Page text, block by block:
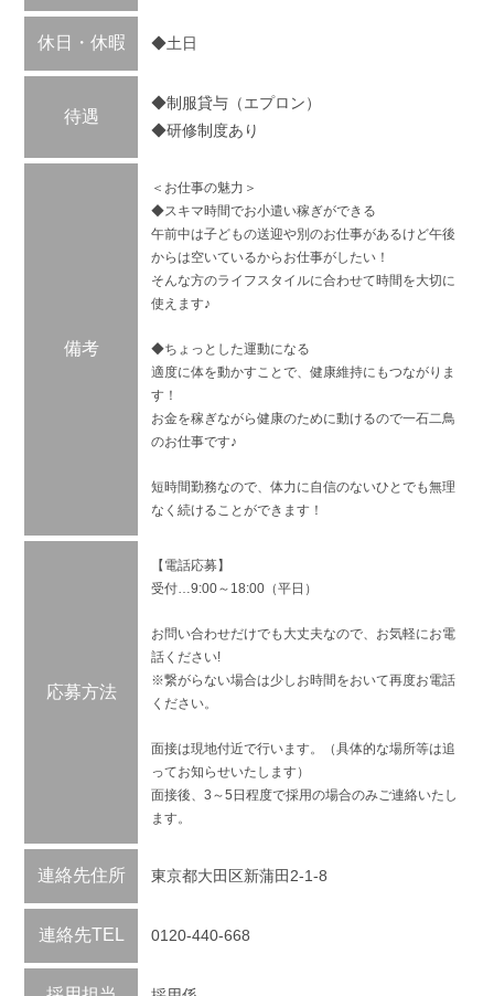
休日・休暇 ◆土日
待遇
◆制服貸与（エプロン）
◆研修制度あり
備考
＜お仕事の魅力＞
◆スキマ時間でお小遣い稼ぎができる
午前中は子どもの送迎や別のお仕事があるけど午後
からは空いているからお仕事がしたい！
そんな方のライフスタイルに合わせて時間を大切に
使えます♪
◆ちょっとした運動になる
適度に体を動かすことで、健康維持にもつながりま
す！
お金を稼ぎながら健康のために動けるので一石二鳥
のお仕事です♪
短時間勤務なので、体力に自信のないひとでも無理
なく続けることができます！
応募方法
【電話応募】
受付…9:00～18:00（平日）
お問い合わせだけでも大丈夫なので、お気軽にお電
話ください!
※繋がらない場合は少しお時間をおいて再度お電話
ください。
面接は現地付近で行います。（具体的な場所等は追
ってお知らせいたします）
面接後、3～5日程度で採用の場合のみご連絡いたし
ます。
連絡先住所 東京都大田区新蒲田2-1-8
連絡先TEL 0120-440-668